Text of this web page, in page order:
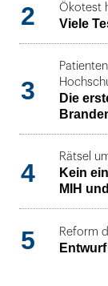
2 Ökotest
Viele
3
Die
4
Rätsel
Kein
MIH
5 Reform